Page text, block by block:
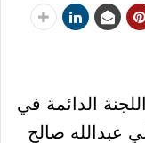
الدائمة في
عبدالله صالح